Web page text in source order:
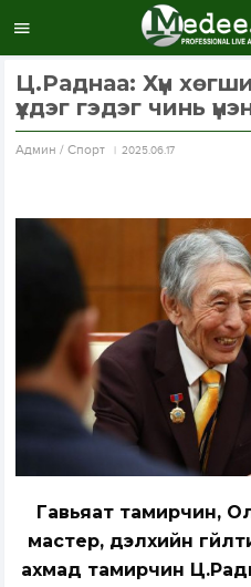
Ц.Раднаа: Хүн
үхдэг гэдэг чинь үнэн
Aдмин / Спорт 2025.06.17
Гавьяат тамирчин,
мастер, дэлхийн
ахмад тамирчин